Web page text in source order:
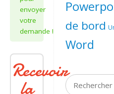
envoyer
votre
demande !
Recevoir
la
de bord
Word